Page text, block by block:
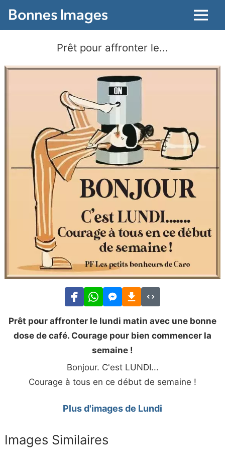
Menu
Prêt pour affronter le...
Prêt pour affronter le lundi matin avec une bonne
dose de café. Courage pour bien commencer la
semaine !
Bonjour. C'est LUNDI...
Courage à tous en ce début de semaine !
Plus d'images de Lundi
Images Similaires